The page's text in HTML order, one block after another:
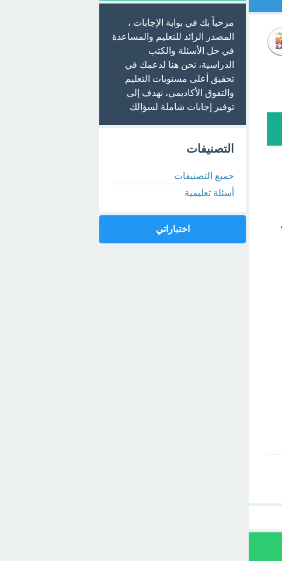
مرحباً بك في بوابة الإجابات ،
المصدر الرائد للتعليم والمساعدة
في حل الأسئلة والكتب
الدراسية، نحن هنا لدعمك في
تحقيق أعلى مستويات التعليم
والتفوق الأكاديمي، نهدف إلى
توفير إجابات شاملة لسؤالك
التصنيفات
جميع التصنيفات
أسئلة تعليمية
اختباراتي